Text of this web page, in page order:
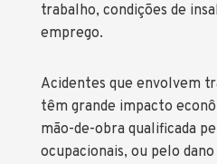
trabalho, condições de
emprego.
Acidentes que envolvem
têm grande impacto
mão-de-obra qualificada
ocupacionais, ou pelo